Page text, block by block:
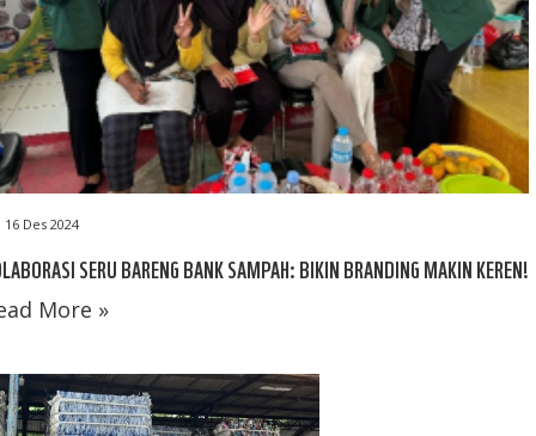
16 Des 2024
SERU BARENG BANK SAMPAH: BIKIN BRANDING MAKIN KEREN!
More »